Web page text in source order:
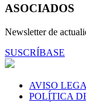
ASOCIADOS
Newsletter de
SUSCRÍBASE
AVISO
POLÍTICA